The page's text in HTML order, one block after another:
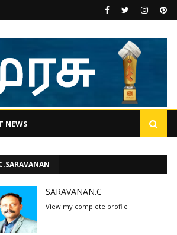
NEWS
SARAVANAN.C
View my complete profile